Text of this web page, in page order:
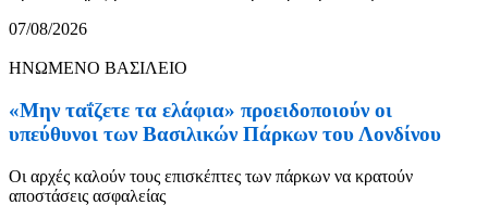
07/08/2026
ΗΝΩΜΕΝΟ ΒΑΣΙΛΕΙΟ
«Μην ταΐζετε τα ελάφια» προειδοποιούν οι
υπεύθυνοι των Βασιλικών Πάρκων του Λονδίνου
Οι αρχές καλούν τους επισκέπτες των πάρκων να κρατούν
αποστάσεις ασφαλείας